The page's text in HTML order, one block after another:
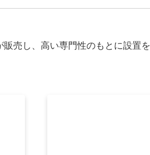
売し、高い専門性のもとに設置を